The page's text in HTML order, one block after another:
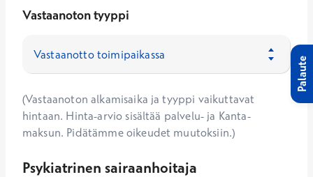
Vastaanoton tyyppi
(Vastaanoton alkamisaika ja tyyppi vaikuttavat
hintaan. Hinta-arvio sisältää palvelu- ja Kanta-
maksun. Pidätämme oikeudet muutoksiin.)
Psykiatrinen sairaanhoitaja
Palaute